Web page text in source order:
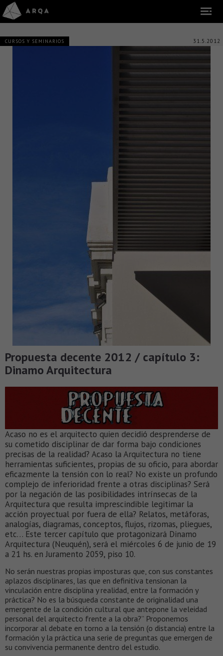
CURSOS Y SEMINARIOS 31.5.2012
Propuesta decente 2012 / capítulo 3:
Dinamo Arquitectura
Acaso no es el arquitecto quien decidió desprenderse de
su cometido disciplinar de dar forma bajo condiciones
precisas de la realidad? Acaso la Arquitectura no tiene
herramientas suficientes, propias de su oficio, para abordar
eficazmente la tensión con lo real? No existe un profundo
complejo de inferioridad frente a otras disciplinas? Será
por la negación de las posibilidades intrínsecas de la
Arquitectura que resulta imprescindible legitimar la
acción proyectual por fuera de ella? Relatos, metáforas,
analogías, diagramas, conceptos, flujos, rizomas, pliegues,
etc… Este tercer capítulo que protagonizará Dinamo
Arquitectura (Neuquén), será el miércoles 6 de junio de 19
a 21 hs. en Juramento 2059, piso 10.
No serán nuestras propias imposturas que, con sus constantes
aplazos disciplinares, las que en definitiva tensionan la
vinculación entre disciplina y realidad, entre la formación y
práctica? No es la búsqueda constante de originalidad una
emergente de la condición cultural que antepone la veleidad
personal del arquitecto frente a la obra?” Proponemos
incorporar al debate en torno a la tensión (o distancia) entre la
formación y la práctica una serie de preguntas que emergen de
su convivencia permanente dentro del estudio.